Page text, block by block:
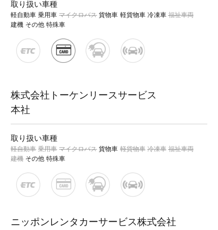
取り扱い車種
軽自動車 乗用車 マイクロバス 貨物車 軽貨物車 冷凍車 福祉車両
建機 その他 特殊車
株式会社トーケンリースサービス
本社
取り扱い車種
軽自動車 乗用車 マイクロバス 貨物車 軽貨物車 冷凍車 福祉車両
建機 その他 特殊車
ニッポンレンタカーサービス株式会社